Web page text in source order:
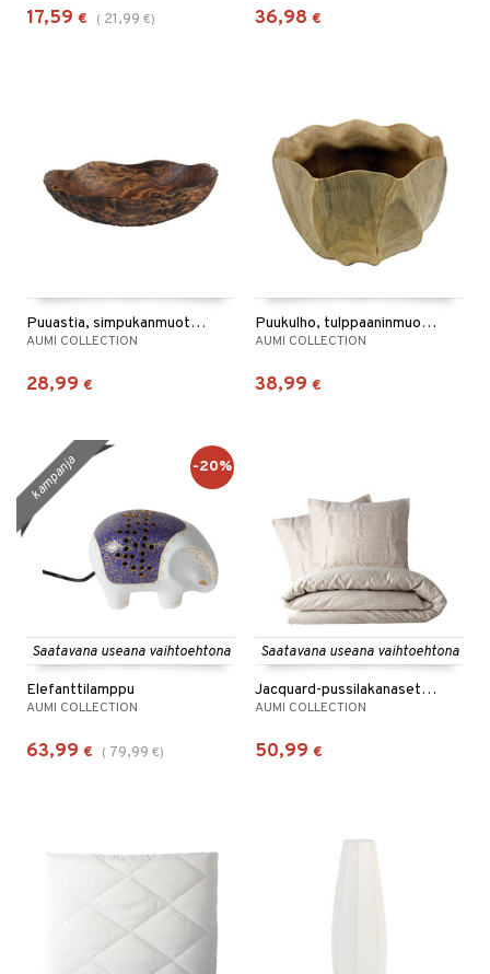
17,59 € ( 21,99 €) 36,98 €
Puuastia, simpukanmuotoinen
AUMI COLLECTION
28,99 €
Puukulho, tulppaaninmuotoinen
AUMI COLLECTION
38,99 €
Saatavana useana vaihtoehtona
Elefanttilamppu
AUMI COLLECTION
63,99 € ( 79,99 €)
kampanja -20%
Saatavana useana vaihtoehtona
Jacquard-pussilakanasetti 230 x 220 cm
AUMI COLLECTION
50,99 €